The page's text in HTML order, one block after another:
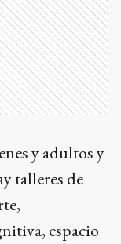
y adultos y
talleres de
espacio